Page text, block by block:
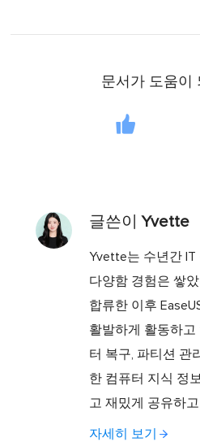
문서가 도움이
글쓴이Yvette
Yvette는 수년간 IT
다양함 경험은 쌓았
합류한 이후
활발하게 활동하고
터 복구, 파티션 관
한 컴퓨터 지식 정
고 재밌게 공유하
자세히 보기